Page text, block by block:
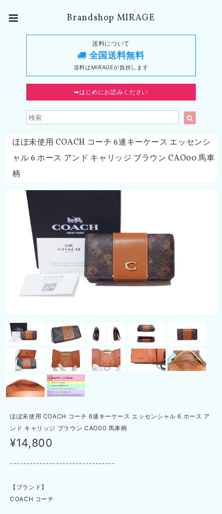
Brandshop MIRAGE
送料について
全国送料無料
送料はMIRAGEが負担します
➡︎はじめにお読みください
ほぼ未使用 COACH コーチ 6連キーケース エッセンシ
ャル 6 ホース アンド キャリッジ ブラウン CAO00 馬車
柄
ほぼ未使用 COACH コーチ 6連キーケース エッセンシャル 6 ホース ア
ンド キャリッジ ブラウン CAO00 馬車柄
¥14,800
--------------------------------
【ブランド】
COACH コーチ